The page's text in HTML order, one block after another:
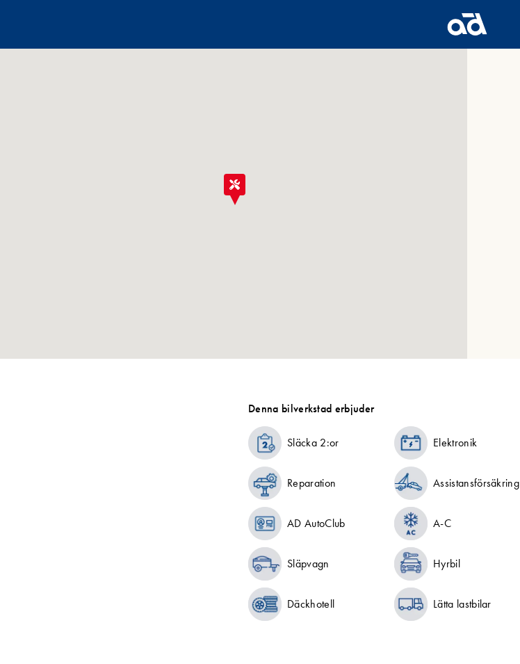
Denna bilverkstad erbjuder
Släcka 2:or Elektronik
Reparation Assistansförsäkring
AD AutoClub A-C
Släpvagn Hyrbil
Däckhotell Lätta lastbilar